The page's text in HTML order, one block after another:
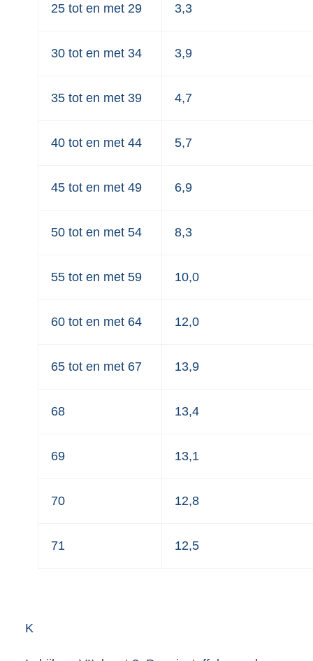
25 tot en met 29 3,3
30 tot en met 34 3,9
35 tot en met 39 4,7
40 tot en met 44 5,7
45 tot en met 49 6,9
50 tot en met 54 8,3
55 tot en met 59 10,0
60 tot en met 64 12,0
65 tot en met 67 13,9
68 13,4
69 13,1
70 12,8
71 12,5
K